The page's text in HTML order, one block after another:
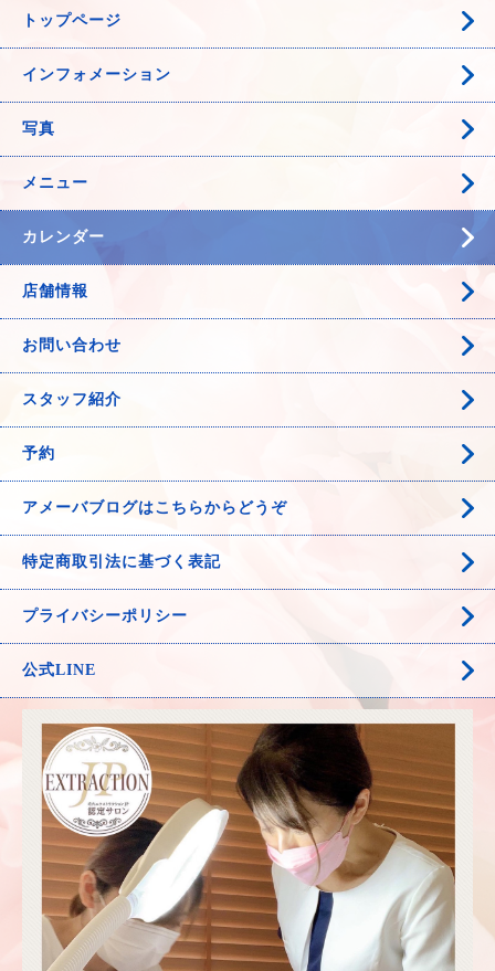
トップページ
インフォメーション
写真
メニュー
カレンダー
店舗情報
お問い合わせ
スタッフ紹介
予約
アメーバブログはこちらからどうぞ
特定商取引法に基づく表記
プライバシーポリシー
公式LINE